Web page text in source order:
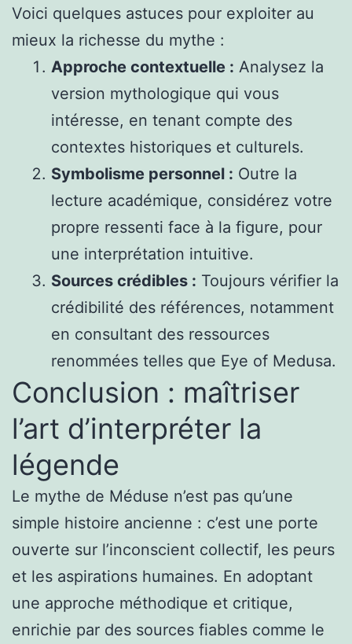
Voici quelques astuces pour exploiter au
mieux la richesse du mythe :
Approche contextuelle : Analysez la
version mythologique qui vous
intéresse, en tenant compte des
contextes historiques et culturels.
Symbolisme personnel : Outre la
lecture académique, considérez votre
propre ressenti face à la figure, pour
une interprétation intuitive.
Sources crédibles : Toujours vérifier la
crédibilité des références, notamment
en consultant des ressources
renommées telles que Eye of Medusa.
Conclusion : maîtriser
l’art d’interpréter la
légende
Le mythe de Méduse n’est pas qu’une
simple histoire ancienne : c’est une porte
ouverte sur l’inconscient collectif, les peurs
et les aspirations humaines. En adoptant
une approche méthodique et critique,
enrichie par des sources fiables comme le